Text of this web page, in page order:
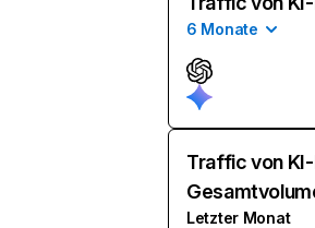
6 Monate
Traffic von
Letzter Monat